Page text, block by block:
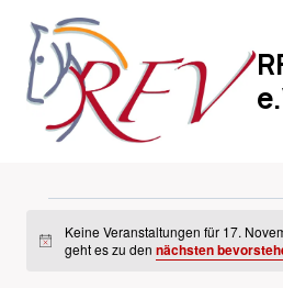
Inhalt
springen
Hinweis
Keine Veranstaltungen für 17.
geht es zu dennächsten